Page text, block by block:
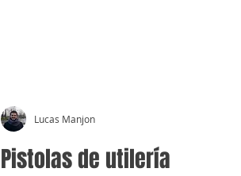
Pistolas de utilería
Lucas Manjon